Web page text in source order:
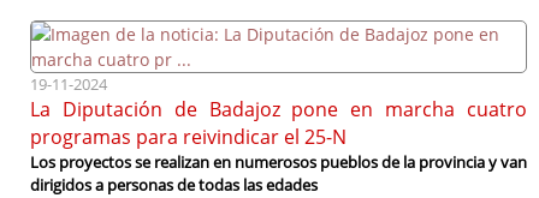
19-11-2024
La Diputación de Badajoz pone en marcha cuatro
programas para reivindicar el 25-N
Los proyectos se realizan en numerosos pueblos de la provincia y van
dirigidos a personas de todas las edades